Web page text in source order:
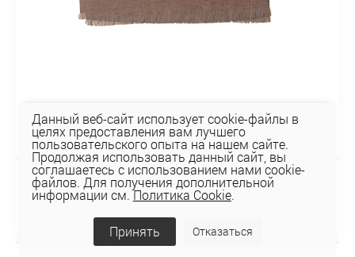
Палантин BP-03
53,49 руб
Данный веб-сайт использует cookie-файлы в
целях предоставления вам лучшего
пользовательского опыта на нашем сайте.
Продолжая использовать данный сайт, вы
соглашаетесь с использованием нами cookie-
файлов. Для получения дополнительной
информации см.Политика Cookie.
Принять Отказаться